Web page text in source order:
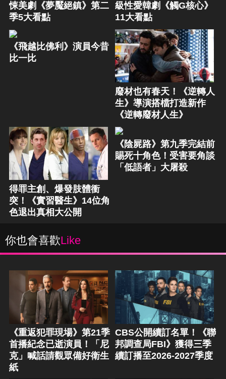
悚美劇《夢魘絕鎮》第二
季5大看點
級性愛韓劇《觸G核心》
11大看點
《飛越比佛利》演員今昔
比一比
廢材也有春天！《逆轉人
生》導演搭檔打造新作
《逆轉廢材人生》
得罪主創、爆發肢體衝
突！《實習醫生》14位角
色退出真相大公開
《陰屍路》第九季完結前
賜死十角色！受害要角談
「低語者」大屠殺
你也會喜歡Like
《重返犯罪現場》第21季
首播紀念已逝演員！「尼
克」喊話請觀眾備好衛生
紙
CBS公開續訂名單！《聯
邦調查局FBI》獲得三季
續訂播至2026-2027季度